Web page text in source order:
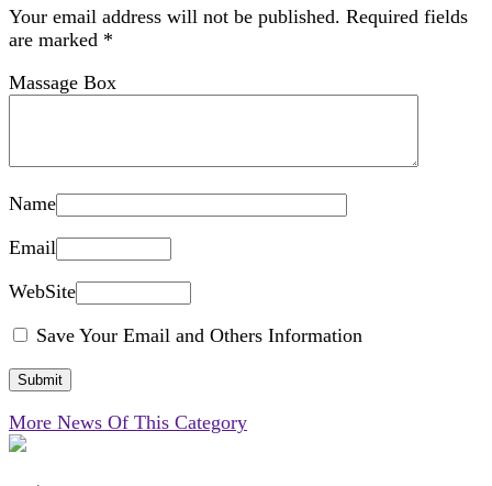
Your email address will not be published. Required fields
are marked *
Massage Box
Name
Email
WebSite
Save Your Email and Others Information
More News Of This Category